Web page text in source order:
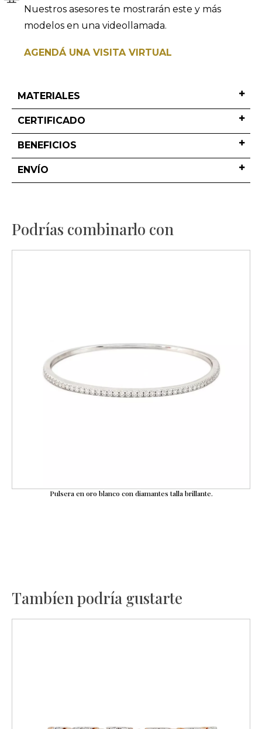
Nuestros asesores te mostrarán este y más
modelos en una videollamada.
AGENDÁ UNA VISITA VIRTUAL
MATERIALES
CERTIFICADO
BENEFICIOS
ENVÍO
Podrías combinarlo con
Pulsera en oro blanco con diamantes talla brillante.
Tambíen podría gustarte